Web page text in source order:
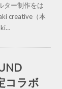
ター制作をは
creative（本
コラボ